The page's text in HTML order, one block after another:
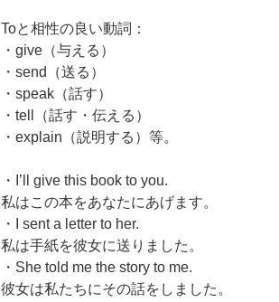
Toと相性の良い動詞：
・give（与える）
・send（送る）
・speak（話す）
・tell（話す・伝える）
・explain（説明する）等。
・I’ll give this book to you.
私はこの本をあなたにあげます。
・I sent a letter to her.
私は手紙を彼女に送りました。
・She told me the story to me.
彼女は私たちにその話をしました。